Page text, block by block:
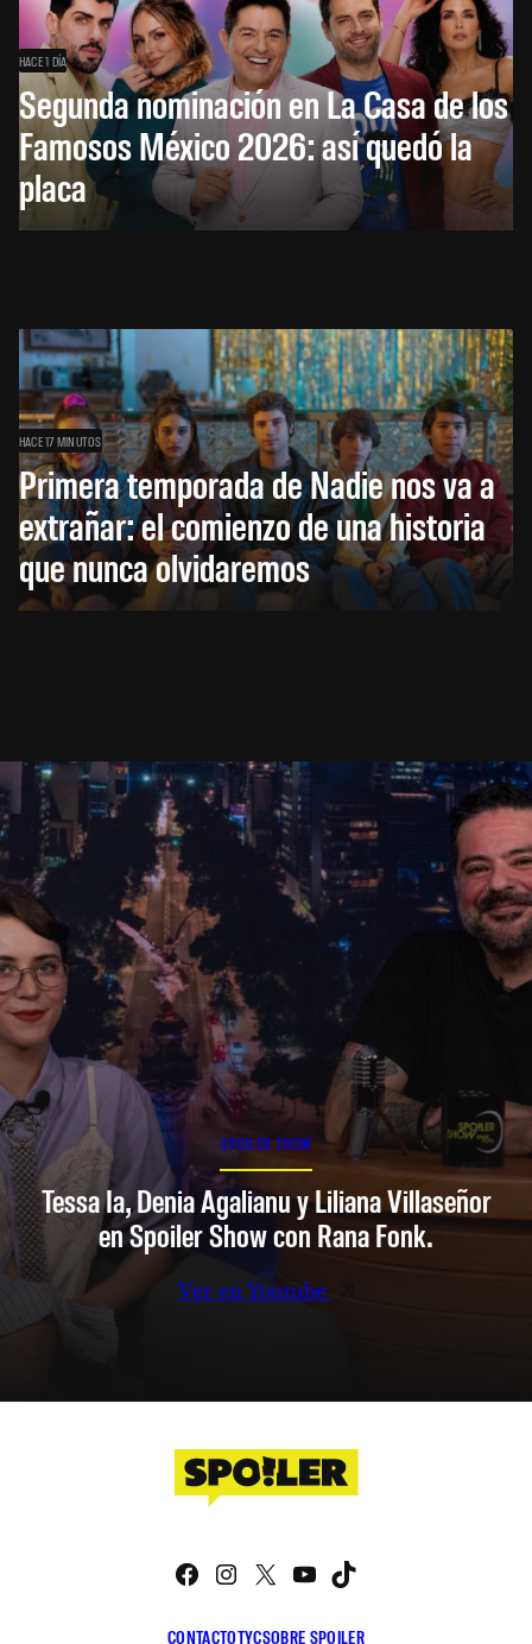
HACE 1 DÍA
Segunda nominación en La Casa de los
Famosos México 2026: así quedó la
placa
HACE 17 MINUTOS
Primera temporada de Nadie nos va a
extrañar: el comienzo de una historia
que nunca olvidaremos
SPOILER SHOW
Tessa Ia, Denia Agalianu y Liliana Villaseñor
en Spoiler Show con Rana Fonk.
Ver en Youtube
CONTACTOTYCSOBRE SPOILER
Facebook
Instagram
X YouTube